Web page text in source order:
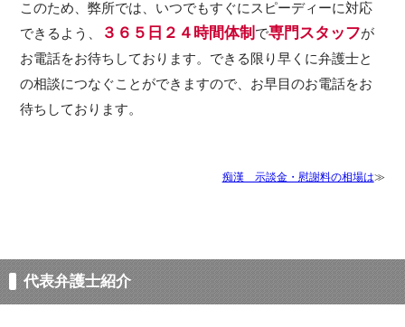
このため、弊所では、いつでもすぐにスピーディーに対応
できるよう、
３６５日２４時間体制 で専門スタッフが
お電話をお待ちしております。できる限り早くに弁護士と
の相談につなぐことができますので、お早目のお電話をお
待ちしております。
痴漢 示談金・慰謝料の相場は
代表弁護士紹介